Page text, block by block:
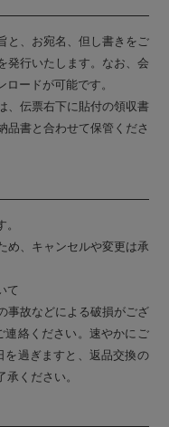
と、お宛名、但し書きをご
発行いたします。なお、会
ードが可能です。
、伝票右下に貼付の領収書
品書と合わせて保管くださ
め、キャンセルや変更は承
て
事故などによる破損がござ
連絡ください。速やかにご
を過ぎますと、返品交換の
ください。